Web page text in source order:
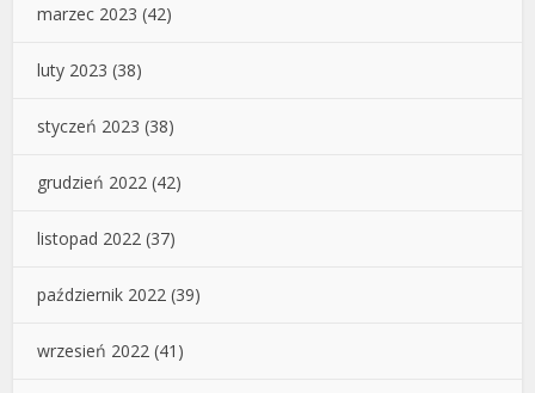
marzec 2023 (42)
luty 2023 (38)
styczeń 2023 (38)
grudzień 2022 (42)
listopad 2022 (37)
październik 2022 (39)
wrzesień 2022 (41)